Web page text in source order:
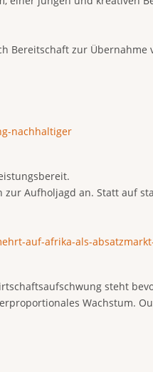
Bereitschaft zur Übernahme
nachhaltiger
Aufholjagd an. Statt auf
auf-afrika-als-
steht
Wachstum.